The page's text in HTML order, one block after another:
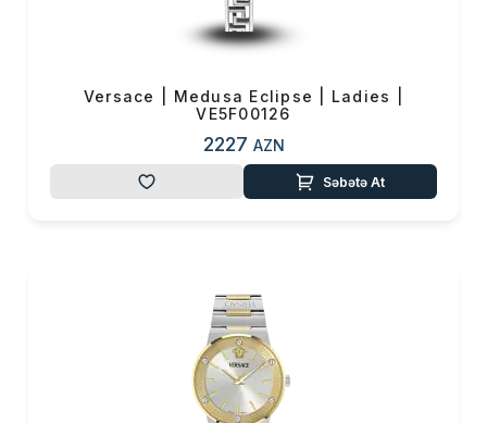
Versace | Medusa Eclipse | Ladies |
VE5F00126
2227 AZN
Səbətə At